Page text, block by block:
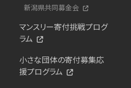
新潟県共同募金会
マンスリー寄付挑戦プログ
ラム
小さな団体の寄付募集応
援プログラム